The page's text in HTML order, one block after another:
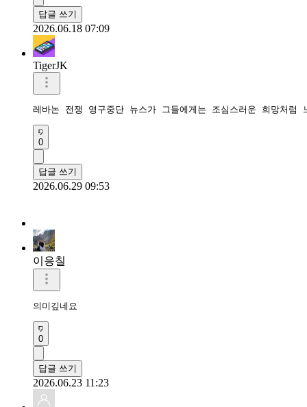
답글 쓰기
2026.06.18 07:09
TigerJK
레바논 전쟁 영구중단 뉴스가 그들에게는 조심스러운 희망처
0
답글 쓰기
2026.06.29 09:53
이응칠
의미깊네요
0
답글 쓰기
2026.06.23 11:23